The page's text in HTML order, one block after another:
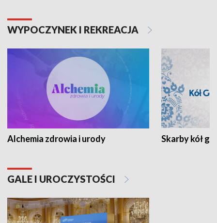
WYPOCZYNEK I REKREACJA
Alchemia zdrowia i urody Skarby kół
GALE I UROCZYSTOŚCI